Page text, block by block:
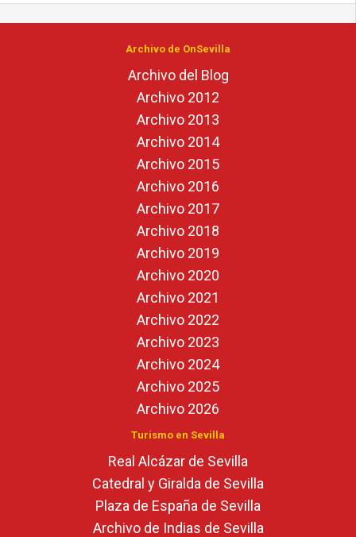
Archivo de OnSevilla
Archivo del Blog
Archivo 2012
Archivo 2013
Archivo 2014
Archivo 2015
Archivo 2016
Archivo 2017
Archivo 2018
Archivo 2019
Archivo 2020
Archivo 2021
Archivo 2022
Archivo 2023
Archivo 2024
Archivo 2025
Archivo 2026
Turismo en Sevilla
Real Alcázar de Sevilla
Catedral y Giralda de Sevilla
Plaza de España de Sevilla
Archivo de Indias de Sevilla